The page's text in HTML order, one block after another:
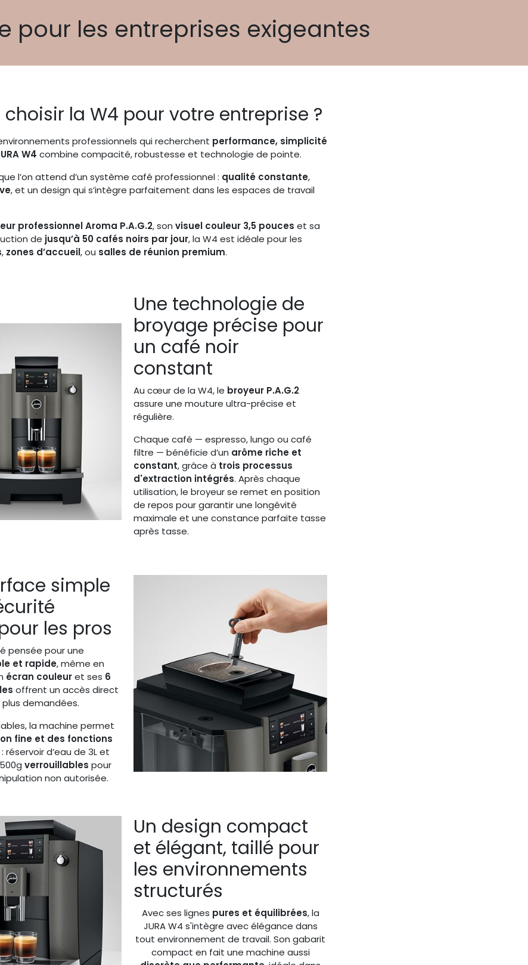
pour les entreprises exigeantes
choisir la W4 pour votre entreprise ?
professionnels qui recherchent performance, simplicité
W4 combine compacité, robustesse et technologie de pointe.
l’on attend d’un système café professionnel : qualité constante,
, et un design qui s’intègre parfaitement dans les espaces de travail
professionnel Aroma P.A.G.2, son visuel couleur 3,5 pouces et sa
de jusqu’à 50 cafés noirs par jour, la W4 est idéale pour les
, zones d’accueil, ou salles de réunion premium.
Une technologie de
broyage précise pour
un café noir
constant
Au cœur de la W4, le broyeur P.A.G.2
assure une mouture ultra-précise et
régulière.
Chaque café — espresso, lungo ou café
filtre — bénéficie d’un arôme riche et
constant, grâce à trois processus
d'extraction intégrés. Après chaque
utilisation, le broyeur se remet en position
de repos pour garantir une longévité
maximale et une constance parfaite tasse
après tasse.
simple
les pros
pensée pour une
et rapide, même en
écran couleuret ses 6
offrent un accès direct
demandées.
la machine permet
fine et des fonctions
: réservoir d’eau de 3L et
verrouillables pour
non autorisée.
Un design compact
et élégant, taillé pour
les environnements
structurés
Avec ses lignes pures et équilibrées, la
JURA W4 s'intègre avec élégance dans
tout environnement de travail. Son gabarit
compact en fait une machine aussi